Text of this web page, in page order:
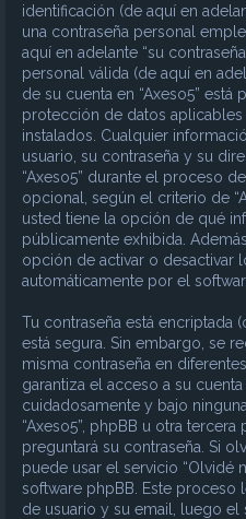
identificación (de aquí en
una contraseña personal
aquí en adelante “su
personal válida (de aquí en
de su cuenta en “Axeso5”
protección de datos
instalados. Cualquier
usuario, su contraseña y su
“Axeso5” durante el proceso
opcional, según el criterio de
usted tiene la opción de qué
públicamente exhibida.
opción de activar o desactivar
automáticamente por el
Tu contraseña está encriptada
está segura. Sin embargo, se
misma contraseña en
garantiza el acceso a su
cuidadosamente y bajo
“Axeso5”, phpBB u otra
preguntará su contraseña. Si
puede usar el servicio “Olvidé
software phpBB. Este proceso
de usuario y su email, luego el